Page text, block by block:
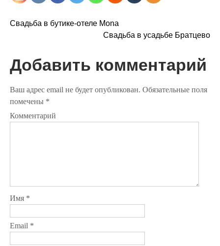
Н
в
г
а
п
о
з
Свадьба в бутике-отеле Mona
Свадьба в усадьбе Братцево
Добавить комментарий
Ваш адрес email не будет опубликован. Обязательные поля
помечены *
Комментарий
Имя *
Email *